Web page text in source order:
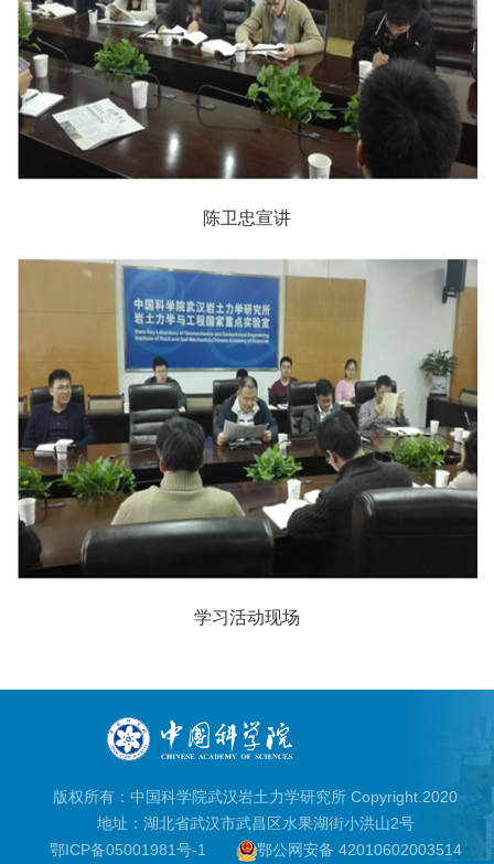
陈卫忠宣讲
学习活动现场
版权所有：中国科学院武汉岩土力学研究所 Copyright.2020
地址：湖北省武汉市武昌区水果湖街小洪山2号
鄂ICP备05001981号-1
鄂公网安备 42010602003514